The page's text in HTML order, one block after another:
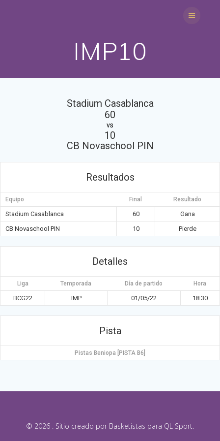
IMP10
Stadium Casablanca
60
vs
10
CB Novaschool PIN
Resultados
Equipo Final Resultado
Stadium Casablanca 60
Gana
CB Novaschool PIN
10 Pierde
Detalles
Liga Temporada Día de partido Hora
BCG22 IMP 01/05/22 18:30
Pista
Pistas Beniopa [PISTA B6]
© 2026 . Sitio creado por Basketistas para QL Sport.